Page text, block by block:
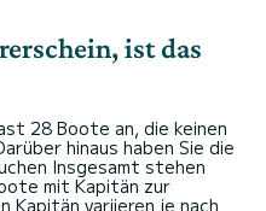
ist das
28 Boote an, die keinen
hinaus haben Sie die
Insgesamt stehen
mit Kapitän zur
Kapitän variieren je nach